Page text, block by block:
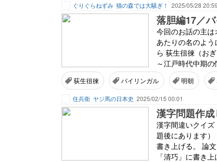
ぐりぐらねずみ 猫の森では大騒ぎ！ 2025/05/28
落胆編17／
今回のお話の主
あたりの名のよ
ら 荻生徂徠（お
～江戸時代中期
荻生徂徠 バイリンガル 明朝
住兵衛 ヤジ馬の日本史 2025/02/15 00:01
漢字問題作
漢字間違いクイ
題後にあります
書き上げる。 論
「清巧」に書き